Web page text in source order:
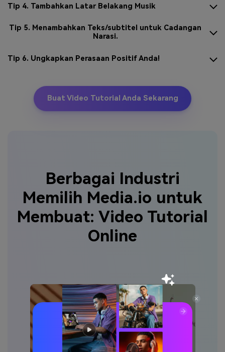
Tip 4. Tambahkan Latar Belakang Musik
Tip 5. Menambahkan Teks/subtitel untuk Cadangan
Narasi.
Tip 6. Ungkapkan Perasaan Positif Anda!
Buat Video Tutorial Anda Sekarang
Berbagai Industri
Memilih Media.io untuk
Membuat: Video Tutorial
Online
Keuangan